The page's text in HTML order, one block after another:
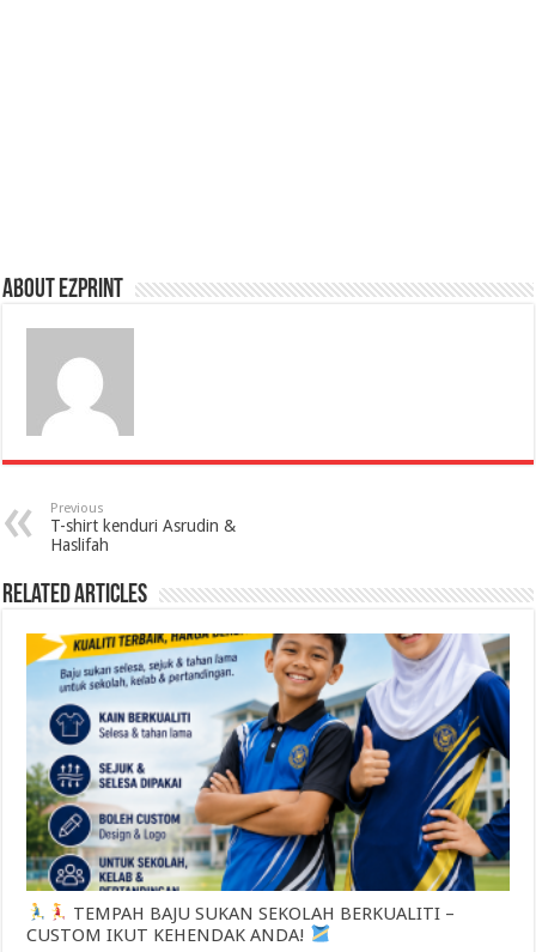
About Ezprint
Previous
T-shirt kenduri Asrudin &
Haslifah
Related Articles
TEMPAH BAJU SUKAN SEKOLAH BERKUALITI –
CUSTOM IKUT KEHENDAK ANDA!